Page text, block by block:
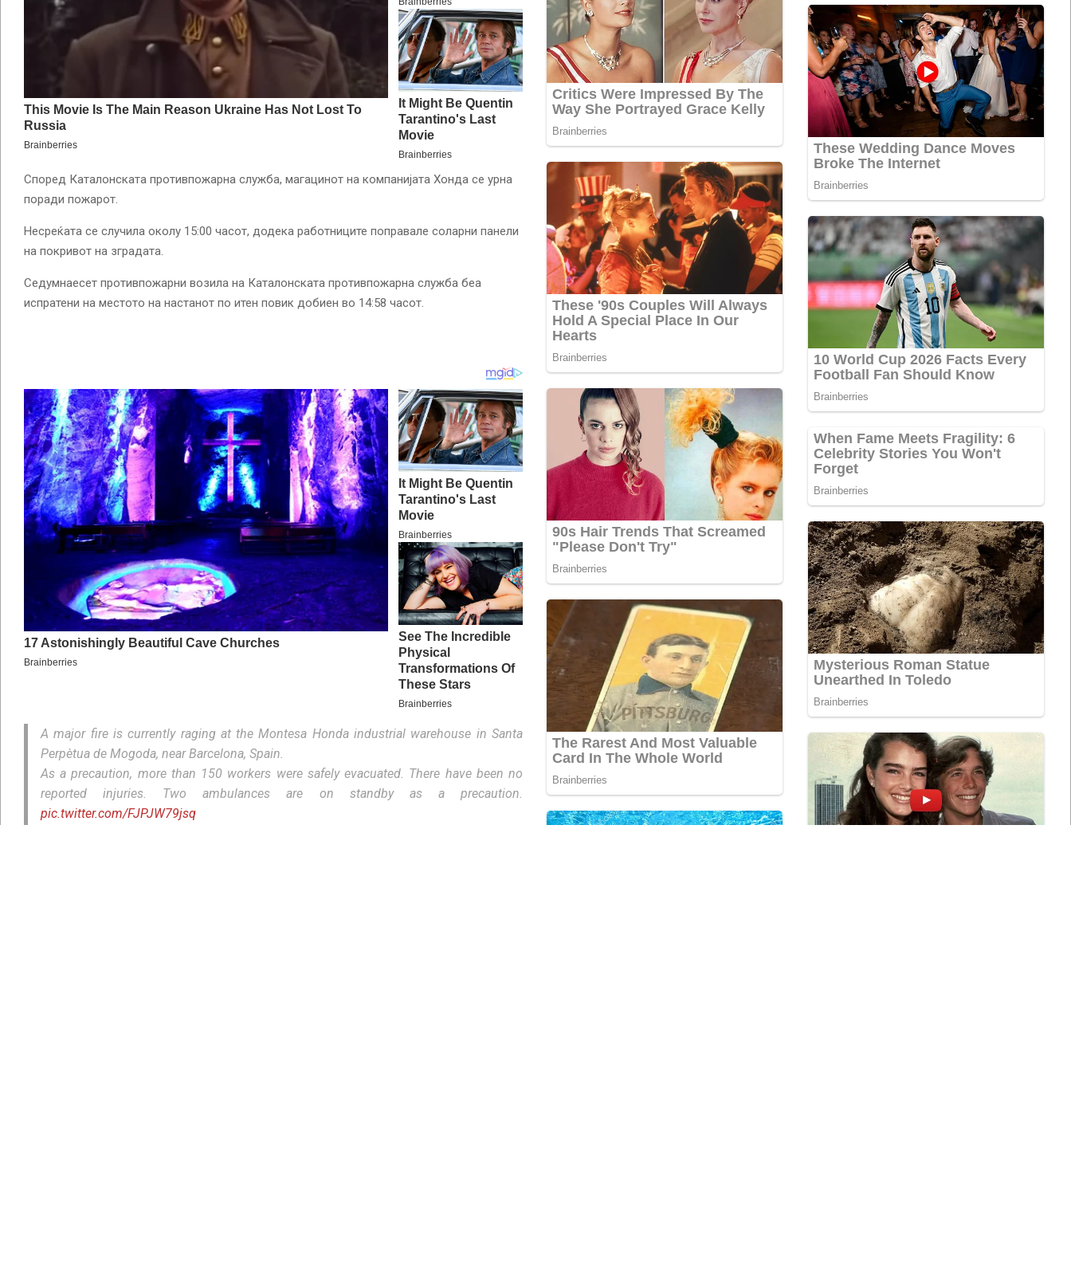
Според Каталонската противпожарна служба, магацинот на компанијата Хонда се урна
поради пожарот.
Несреќата се случила околу 15:00 часот, додека работниците поправале соларни панели
на покривот на зградата.
Седумнаесет противпожарни возила на Каталонската противпожарна служба беа
испратени на местото на настанот по итен повик добиен во 14:58 часот.
A major fire is currently raging at the Montesa Honda industrial warehouse in Santa
Perpètua de Mogoda, near Barcelona, Spain.
As a precaution, more than 150 workers were safely evacuated. There have been no
reported injuries. Two ambulances are on standby as a precaution.
pic.twitter.com/FJPJW79jsq